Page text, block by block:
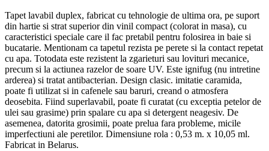
Tapet lavabil duplex, fabricat cu tehnologie de ultima ora, pe suport
din hartie si strat superior din vinil compact (colorat in masa), cu
caracteristici speciale care il fac pretabil pentru folosirea in baie si
bucatarie. Mentionam ca tapetul rezista pe perete si la contact repetat
cu apa. Totodata este rezistent la zgarieturi sau lovituri mecanice,
precum si la actiunea razelor de soare UV. Este ignifug (nu intretine
arderea) si tratat antibacterian. Design clasic. imitatie caramida,
poate fi utilizat si in cafenele sau baruri, creand o atmosfera
deosebita. Fiind superlavabil, poate fi curatat (cu exceptia petelor de
ulei sau grasime) prin spalare cu apa si detergent neagesiv. De
asemenea, datorita grosimii, poate prelua fara probleme, micile
imperfectiuni ale peretilor. Dimensiune rola : 0,53 m. x 10,05 ml.
Fabricat in Belarus.